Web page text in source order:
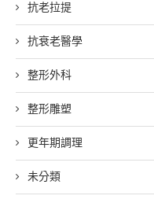
抗老拉提
抗衰老醫學
整形外科
整形雕塑
更年期調理
未分類